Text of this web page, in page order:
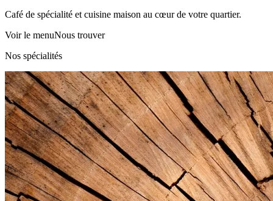
Café de spécialité et cuisine maison au cœur de votre quartier.
Voir le menuNous trouver
Nos spécialités